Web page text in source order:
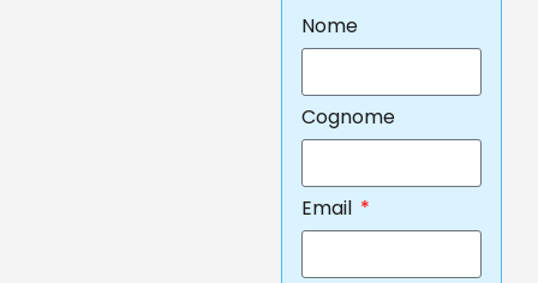
Nome
Cognome
Email